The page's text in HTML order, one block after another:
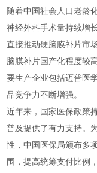
随着中国社会人口老龄
神经外科手术量持续增
直接推动硬脑膜补片市
脑膜补片国产化程度较
要生产企业包括迈普医
品竞争力不断增强。
近年来，国家医保政策
普及提供了有力支持。
性，中国医保局颁布多
围，提高统筹支付比例